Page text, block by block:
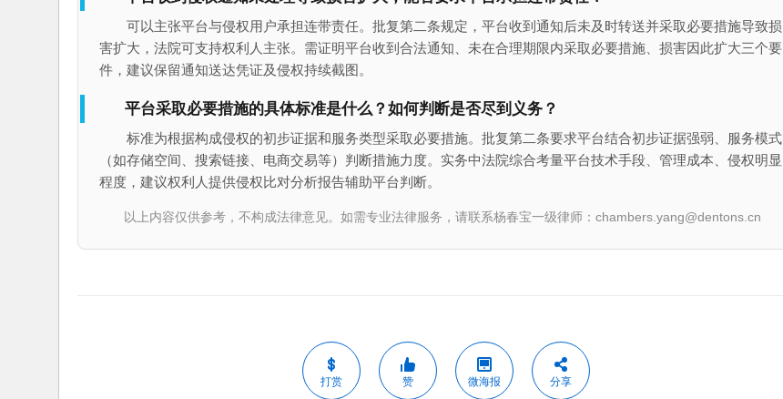
可以主张平台与侵权用户承担连带责任。批复第二条规定，平台收到通知后未及时转送并采取必要措施导致损
害扩大，法院可支持权利人主张。需证明平台收到合法通知、未在合理期限内采取必要措施、损害因此扩大三个要
件，建议保留通知送达凭证及侵权持续截图。
平台采取必要措施的具体标准是什么？如何判断是否尽到义务？
标准为根据构成侵权的初步证据和服务类型采取必要措施。批复第二条要求平台结合初步证据强弱、服务模式
（如存储空间、搜索链接、电商交易等）判断措施力度。实务中法院综合考量平台技术手段、管理成本、侵权明显
程度，建议权利人提供侵权比对分析报告辅助平台判断。
以上内容仅供参考，不构成法律意见。如需专业法律服务，请联系杨春宝一级律师：chambers.yang@dentons.cn
打赏 赞 微海报 分享